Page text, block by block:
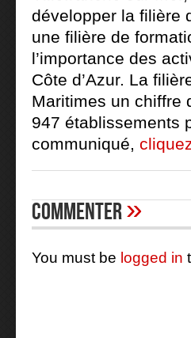
développer la filière
une filière de
l’importance des
Côte d’Azur. La
Maritimes un chiffre
947 établissements
communiqué,
Commenter»
You must be logged in